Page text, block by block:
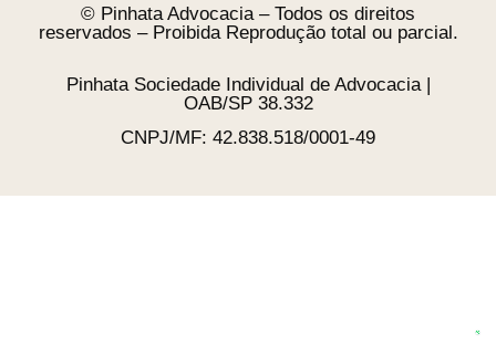
© Pinhata Advocacia – Todos os direitos
reservados – Proibida Reprodução total ou parcial.
Pinhata Sociedade Individual de Advocacia |
OAB/SP 38.332
CNPJ/MF: 42.838.518/0001-49